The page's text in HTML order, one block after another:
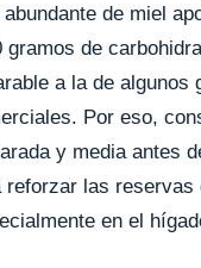
de miel
gramos de
a la de algunos
Por eso,
y media antes
reforzar las reservas
en el